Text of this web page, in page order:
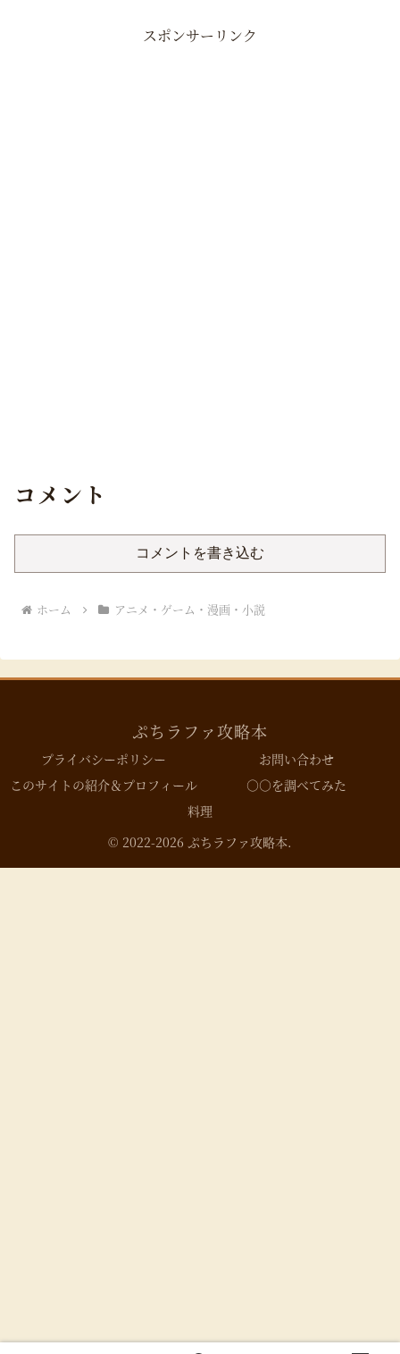
スポンサーリンク
コメント
コメントを書き込む
ホーム アニメ・ゲーム・漫画・小説
ぷちラファ攻略本
プライバシーポリシー
お問い合わせ
このサイトの紹介＆プロフィール
○○を調べてみた
料理
© 2022-2026 ぷちラファ攻略本.